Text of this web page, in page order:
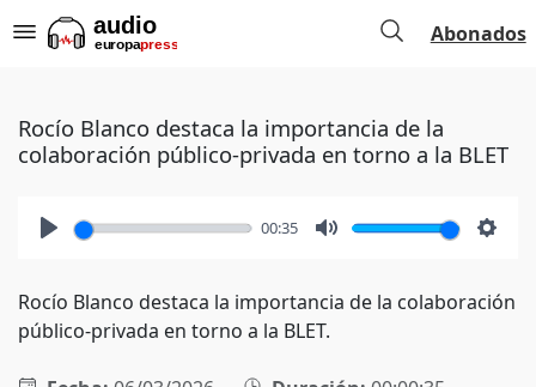
Abonados
Rocío Blanco destaca la importancia de la
colaboración público-privada en torno a la BLET
00:35
Rocío Blanco destaca la importancia de la colaboración
público-privada en torno a la BLET.